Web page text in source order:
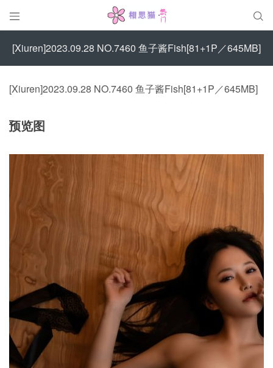
 
[Xiuren]2023.09.28 NO.7460 鱼子酱Fish[81+1P／645MB]
[Xiuren]2023.09.28 NO.7460 鱼子酱Fish[81+1P／645MB]
预览图